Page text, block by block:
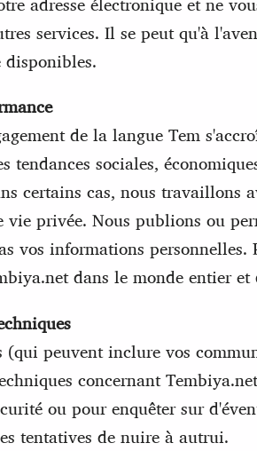
services. Il se peut qu'à
disponibles.
de la langue Tem
tendances sociales,
certains cas, nous travaillons
vie privée. Nous publions ou
vos informations
dans le monde entier et
peuvent inclure vos
concernant
ou pour enquêter sur
tentatives de nuire à autrui.